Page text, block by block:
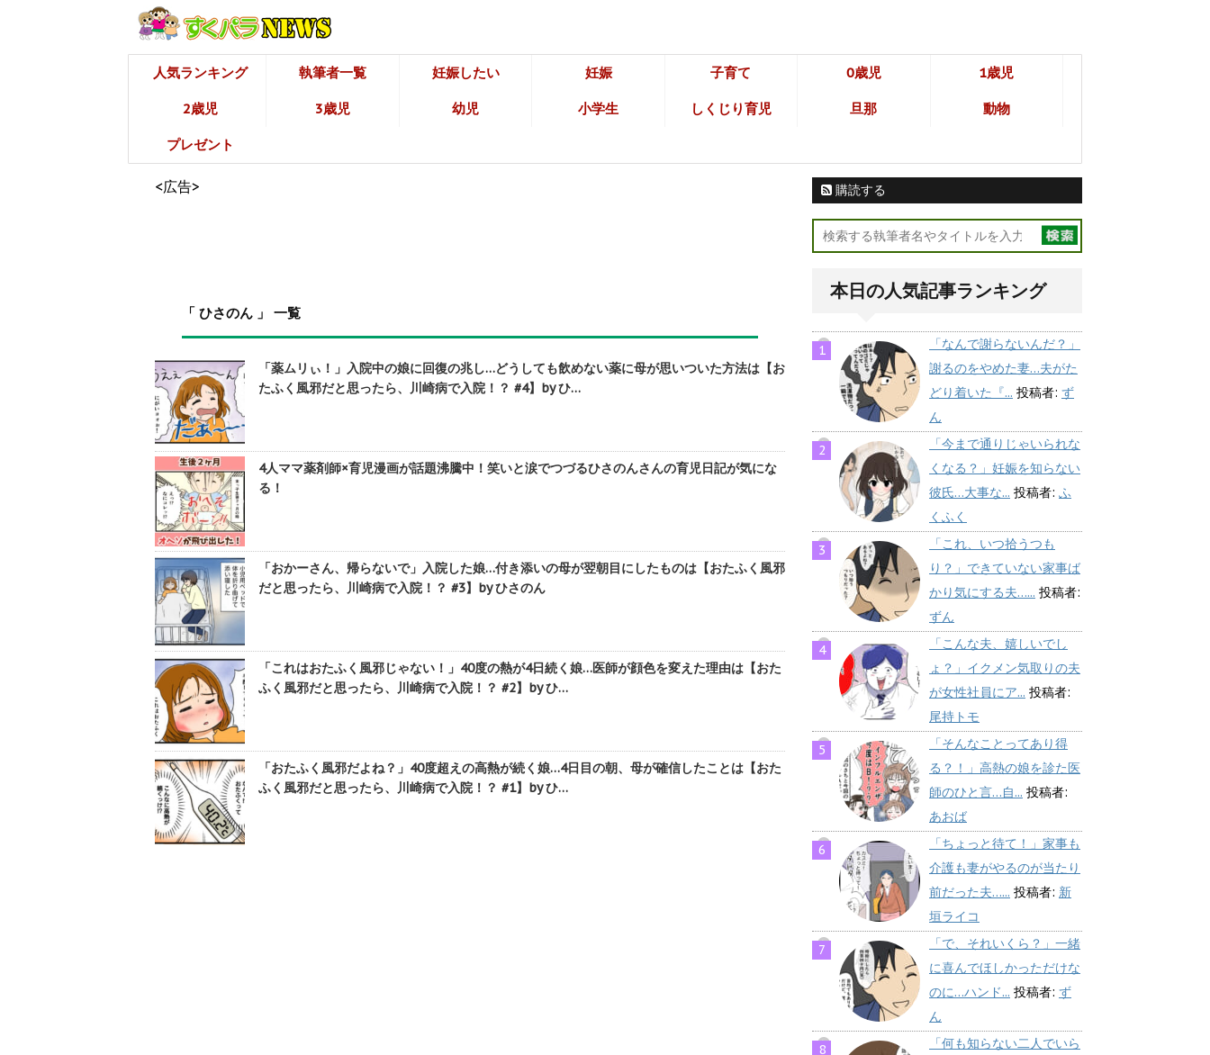
人気ランキング 執筆者一覧 妊娠したい 妊娠 子育て 0歳児 1歳児
2歳児 3歳児 幼児 小学生 しくじり育児 旦那 動物
プレゼント
<広告>
「 ひさのん 」 一覧
「薬ムリぃ！」入院中の娘に回復の兆し…どうしても飲めない薬に母が思いついた方法は【お
たふく風邪だと思ったら、川崎病で入院！？ #4】by ひ…
4人ママ薬剤師×育児漫画が話題沸騰中！笑いと涙でつづるひさのんさんの育児日記が気にな
る！
「おかーさん、帰らないで」入院した娘…付き添いの母が翌朝目にしたものは【おたふく風邪
だと思ったら、川崎病で入院！？ #3】by ひさのん
「これはおたふく風邪じゃない！」40度の熱が4日続く娘…医師が顔色を変えた理由は【おた
ふく風邪だと思ったら、川崎病で入院！？ #2】by ひ…
「おたふく風邪だよね？」40度超えの高熱が続く娘…4日目の朝、母が確信したことは【おた
ふく風邪だと思ったら、川崎病で入院！？ #1】by ひ…
購読する
本日の人気記事ランキング
「なんで謝らないんだ？」
謝るのをやめた妻…夫がた
どり着いた『... 投稿者: ず
ん
「今まで通りじゃいられな
くなる？」妊娠を知らない
彼氏…大事な... 投稿者: ふ
くふく
「これ、いつ拾うつも
り？」できていない家事ば
かり気にする夫…... 投稿者:
ずん
「こんな夫、嬉しいでし
ょ？」イクメン気取りの夫
が女性社員にア... 投稿者:
尾持トモ
「そんなことってあり得
る？！」高熱の娘を診た医
師のひと言…自... 投稿者:
あおば
「ちょっと待て！」家事も
介護も妻がやるのが当たり
前だった夫…... 投稿者: 新
垣ライコ
「で、それいくら？」一緒
に喜んでほしかっただけな
のに…ハンド... 投稿者: ず
ん
「何も知らない二人でいら